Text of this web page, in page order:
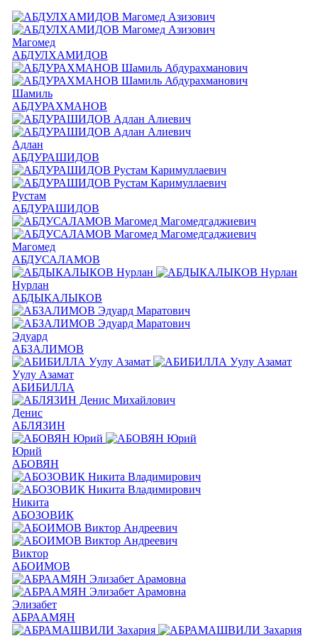
Магомед
АБДУЛХАМИДОВ
Шамиль
АБДУРАХМАНОВ
Адлан
АБДУРАШИДОВ
Рустам
АБДУРАШИДОВ
Магомед
АБДУСАЛАМОВ
Нурлан
АБДЫКАЛЫКОВ
Эдуард
АБЗАЛИМОВ
Уулу Азамат
АБИБИЛЛА
Денис
АБЛЯЗИН
Юрий
АБОВЯН
Никита
АБОЗОВИК
Виктор
АБОИМОВ
Элизабет
АБРААМЯН